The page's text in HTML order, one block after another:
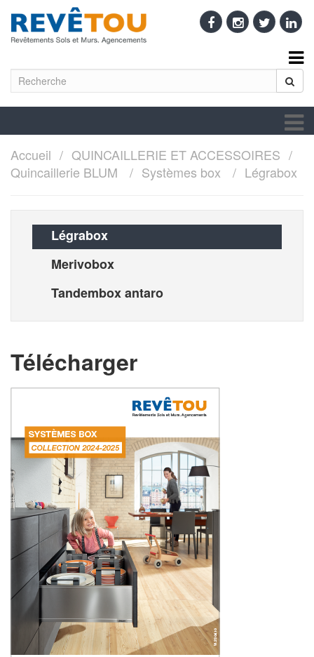
Accueil
QUINCAILLERIE ET ACCESSOIRES
Quincaillerie BLUM
Systèmes box Légrabox
Légrabox
Merivobox
Tandembox antaro
Télécharger